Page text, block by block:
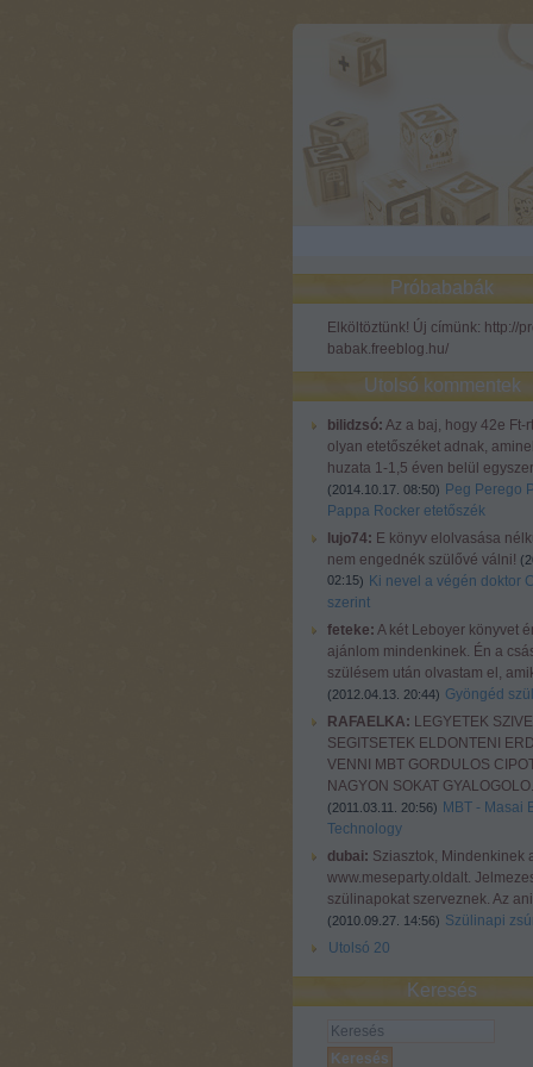
Próbababák
Elköltöztünk! Új címünk: http://
babak.freeblog.hu/
Utolsó kommentek
bilidzsó: Az a baj, hogy 42e Ft-
olyan etetőszéket adnak,
huzata 1-1,5 éven belül
(2014.10.17. 08:50) Peg Perego
Pappa Rocker etetőszék
lujo74: E könyv elolvasása
nem engednék szülővé válni! (
02:15) Ki nevel a végén doktor
szerint
feteke: A két Leboyer könyvet
ajánlom mindenkinek. Én a
szülésem után olvastam el,
(2012.04.13. 20:44) Gyöngéd
RAFAELKA: LEGYETEK
SEGITSETEK ELDONTENI
VENNI MBT GORDULOS
NAGYON SOKAT
(2011.03.11. 20:56) MBT - Masai
Technology
dubai: Sziasztok, Mindenkinek
www.meseparty.oldalt.
szülinapokat szerveznek. Az
(2010.09.27. 14:56) Szülinapi
Utolsó 20
Keresés